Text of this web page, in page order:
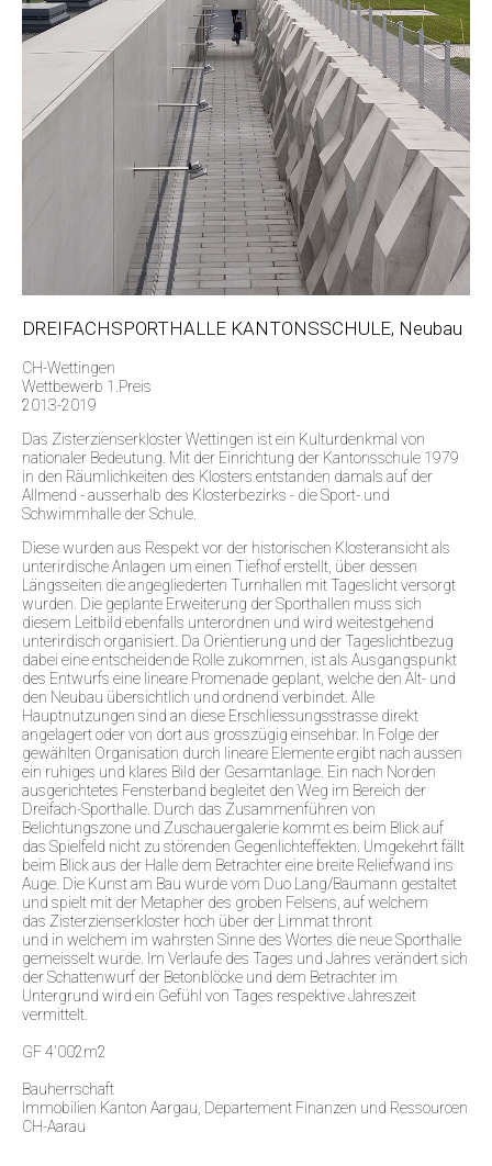
DREIFACHSPORTHALLE KANTONSSCHULE, Neubau
CH-Wettingen
Wettbewerb 1.Preis
2013-2019
Das Zisterzienserkloster Wettingen ist ein Kulturdenkmal von
nationaler Bedeutung. Mit der Einrichtung der Kantonsschule 1979
in den Räumlichkeiten des Klosters entstanden damals auf der
Allmend - ausserhalb des Klosterbezirks - die Sport- und
Schwimmhalle der Schule.
Diese wurden aus Respekt vor der historischen Klosteransicht als
unterirdische Anlagen um einen Tiefhof erstellt, über dessen
Längsseiten die angegliederten Turnhallen mit Tageslicht versorgt
wurden. Die geplante Erweiterung der Sporthallen muss sich
diesem Leitbild ebenfalls unterordnen und wird weitestgehend
unterirdisch organisiert. Da Orientierung und der Tageslichtbezug
dabei eine entscheidende Rolle zukommen, ist als Ausgangspunkt
des Entwurfs eine lineare Promenade geplant, welche den Alt- und
den Neubau übersichtlich und ordnend verbindet. Alle
Hauptnutzungen sind an diese Erschliessungsstrasse direkt
angelagert oder von dort aus grosszügig einsehbar. In Folge der
gewählten Organisation durch lineare Elemente ergibt nach aussen
ein ruhiges und klares Bild der Gesamtanlage. Ein nach Norden
ausgerichtetes Fensterband begleitet den Weg im Bereich der
Dreifach-Sporthalle. Durch das Zusammenführen von
Belichtungszone und Zuschauergalerie kommt es beim Blick auf
das Spielfeld nicht zu störenden Gegenlichteffekten. Umgekehrt fällt
beim Blick aus der Halle dem Betrachter eine breite Reliefwand ins
Auge. Die Kunst am Bau wurde vom Duo Lang/Baumann gestaltet
und spielt mit der Metapher des groben Felsens, auf welchem
das Zisterzienserkloster hoch über der Limmat thront
und in welchem im wahrsten Sinne des Wortes die neue Sporthalle
gemeisselt wurde. Im Verlaufe des Tages und Jahres verändert sich
der Schattenwurf der Betonblöcke und dem Betrachter im
Untergrund wird ein Gefühl von Tages respektive Jahreszeit
vermittelt.
GF 4'002m2
Bauherrschaft
Immobilien Kanton Aargau, Departement Finanzen und Ressourcen
CH-Aarau